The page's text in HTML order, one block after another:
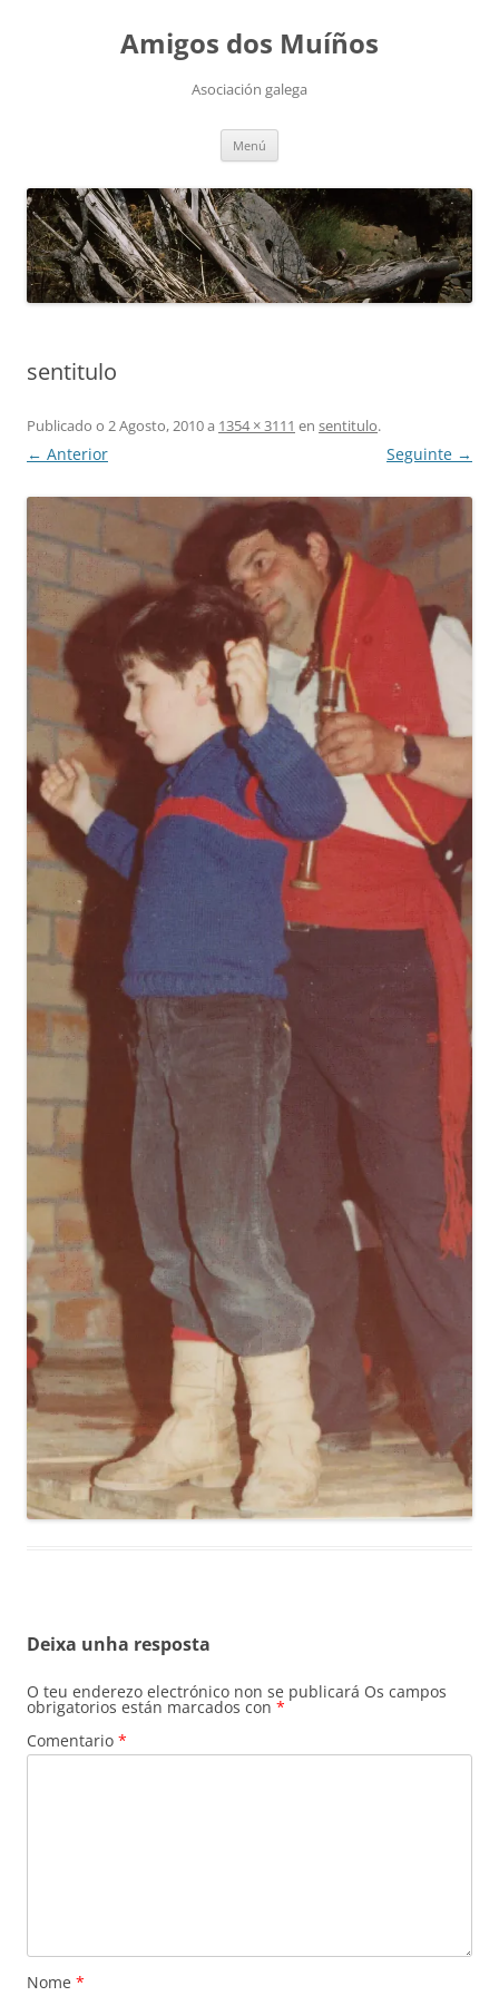
Amigos dos Muíños
Asociación galega
Menú
sentitulo
Publicado o 2 Agosto, 2010a 1354 × 3111 en sentitulo.
← Anterior Seguinte →
Deixa unha resposta
O teu enderezo electrónico non se publicará Os campos
obrigatorios están marcados con *
Comentario *
Nome *